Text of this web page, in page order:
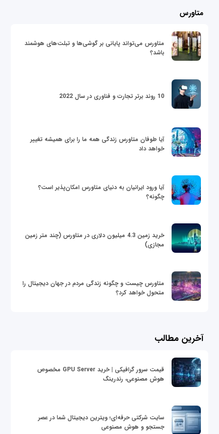
متاورس
متاورس می‌تواند پایانی بر گوشی‌ها و تبلت‌های هوشمند
باشد؟
10 روند برتر تجارت و فناوری در سال 2022
آیا طوفان متاورس زندگی همه ما را برای همیشه تغییر
خواهد داد
آیا ورود ایرانیان به دنیای متاورس امکان‌پذیر است؟
چگونه؟
خرید زمین 4.3 میلیون دلاری در متاورس (چند متر زمین
مجازی)
متاورس چیست و چگونه زندگی مردم در جهان دیجیتال را
متحول خواهد کرد؟
آخرین مطالب
قیمت سرور گرافیکی | خرید GPU Server مخصوص
هوش مصنوعی، رندرینگ
سایت شرکتی حرفه‌ای؛ ویترین دیجیتال شما در عصر
جستجو و هوش مصنوعی